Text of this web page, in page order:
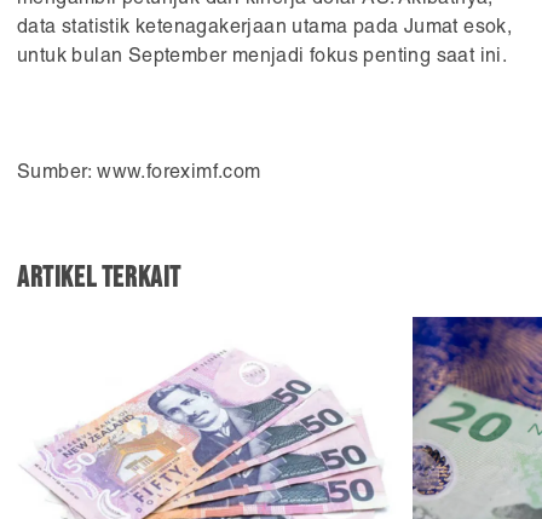
data statistik ketenagakerjaan utama pada Jumat esok,
untuk bulan September menjadi fokus penting saat ini.
Sumber: www.foreximf.com
Artikel Terkait